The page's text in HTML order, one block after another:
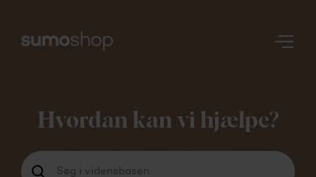
Stuff
Login
Hvordan kan vi hjælpe?